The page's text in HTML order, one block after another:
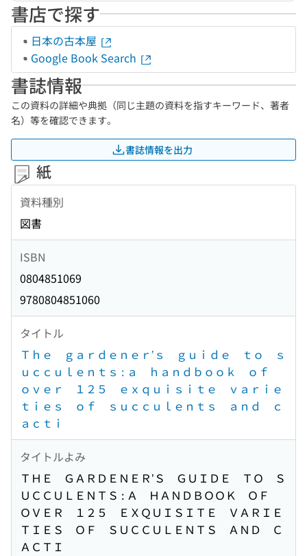
書店で探す
日本の古本屋
Google Book Search
書誌情報
この資料の詳細や典拠（同じ主題の資料を指すキーワード、著者
名）等を確認できます。
書誌情報を出力
紙
資料種別
図書
ISBN
0804851069
9780804851060
タイトル
Ｔｈｅ ｇａｒｄｅｎｅｒ’ｓ ｇｕｉｄｅ ｔｏ ｓ
ｕｃｃｕｌｅｎｔｓ : ａ ｈａｎｄｂｏｏｋ ｏｆ
ｏｖｅｒ １２５ ｅｘｑｕｉｓｉｔｅ ｖａｒｉｅ
ｔｉｅｓ ｏｆ ｓｕｃｃｕｌｅｎｔｓ ａｎｄ ｃ
ａｃｔｉ
タイトルよみ
ＴＨＥ ＧＡＲＤＥＮＥＲ’Ｓ ＧＵＩＤＥ ＴＯ Ｓ
ＵＣＣＵＬＥＮＴＳ : Ａ ＨＡＮＤＢＯＯＫ ＯＦ
ＯＶＥＲ １２５ ＥＸＱＵＩＳＩＴＥ ＶＡＲＩＥ
ＴＩＥＳ ＯＦ ＳＵＣＣＵＬＥＮＴＳ ＡＮＤ Ｃ
ＡＣＴＩ